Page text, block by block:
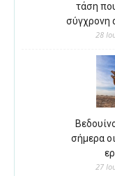
τάση
σύγχρονη
28
σήμερα
27